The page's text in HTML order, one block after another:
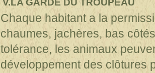
V.LA GARDE DU TROUPEAU
Chaque habitant a la
chaumes, jachères, bas
tolérance, les animaux
développement des clôtures